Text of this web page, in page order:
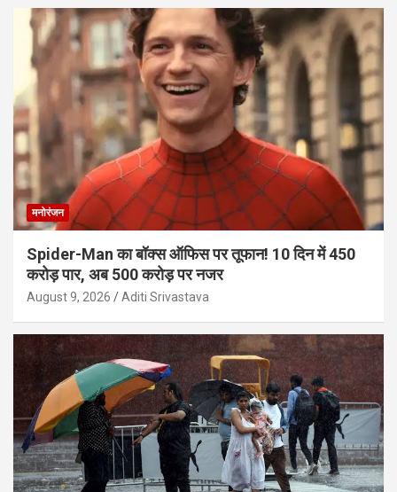
मनोरंजन
Spider-Man का बॉक्स ऑफिस पर तूफान! 10 दिन में 450
करोड़ पार, अब 500 करोड़ पर नजर
August 9, 2026 Aditi Srivastava